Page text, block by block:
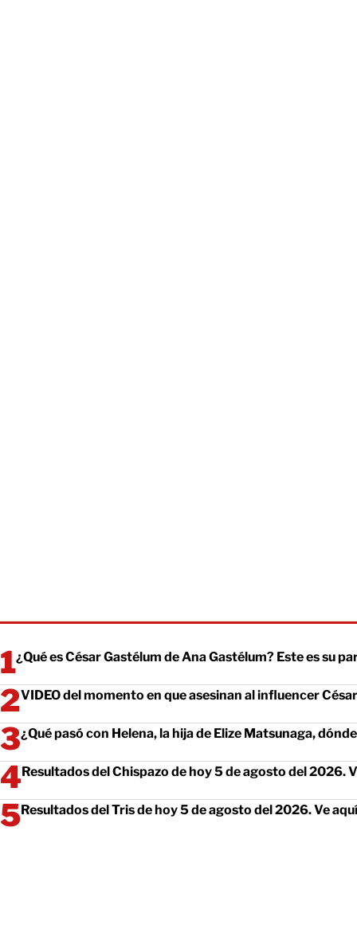
¿Qué es César Gastélum de Ana Gastélum? Este es su
VIDEO del momento en que asesinan al influencer
¿Qué pasó con Helena, la hija de Elize Matsunaga,
Resultados del Chispazo de hoy 5 de agosto del 2026.
Resultados del Tris de hoy 5 de agosto del 2026. Ve